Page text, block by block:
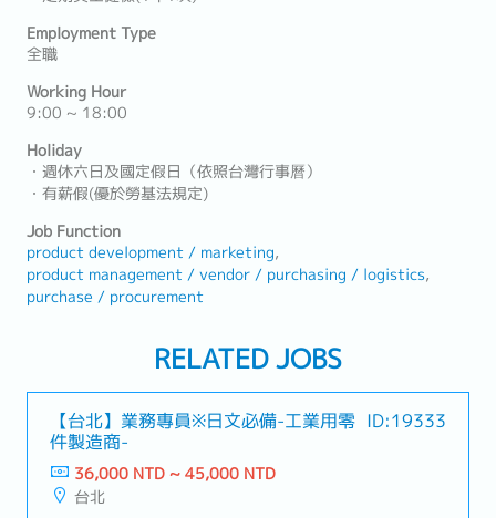
Employment Type
全職
Working Hour
9:00 ~ 18:00
Holiday
・週休六日及國定假日（依照台灣行事曆）
・有薪假(優於勞基法規定)
Job Function
product development / marketing
product management / vendor / purchasing / logistics
purchase / procurement
RELATED JOBS
【台北】業務專員※日文必備-工業用零
件製造商-
ID:19333
36,000 NTD ~ 45,000 NTD
台北